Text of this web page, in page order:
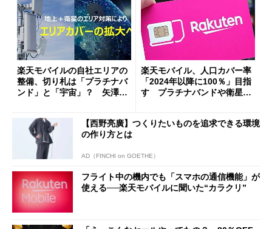
楽天モバイルの自社エリアの
整備、切り札は「プラチナバ
ンド」と「宇宙」？ 矢澤社
楽天モバイル、人口カバー率
「2024年以降に100％」目指
す プラチナバンドや衛星通
【西野亮廣】つくりたいものを追求できる環境
の作り方とは
AD（FINCHI on GOETHE）
フライト中の機内でも「スマホの通信機能」が
使える──楽天モバイルに聞いた“カラクリ”